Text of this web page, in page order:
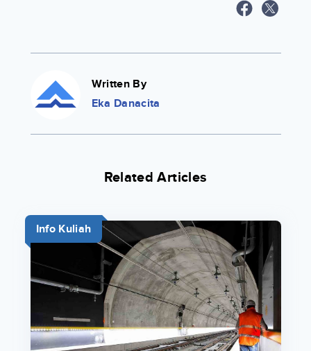
Written By
Eka Danacita
Related Articles
Info Kuliah